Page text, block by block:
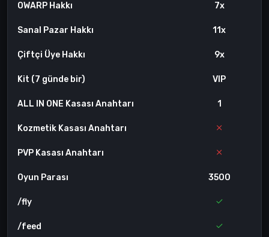
OWARP Hakkı 7x
Sanal Pazar Hakkı 11x
Çiftçi Üye Hakkı 9x
Kit (7 günde bir) VIP
ALL IN ONE Kasası Anahtarı 1
Kozmetik Kasası Anahtarı
PVP Kasası Anahtarı
Oyun Parası 3500
/fly
/feed